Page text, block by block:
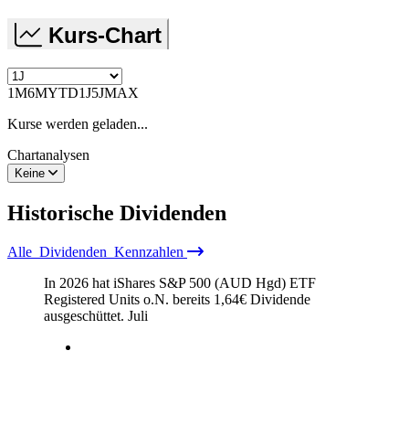
Kurs-Chart
1M6MYTD1J5JMAX
Kurse werden geladen...
Chartanalysen
Keine
Historische Dividenden
Alle Dividenden Kennzahlen
In 2026 hat iShares S&P 500 (AUD Hgd) ETF
Registered Units o.N. bereits 1,64€ Dividende
ausgeschüttet. Juli